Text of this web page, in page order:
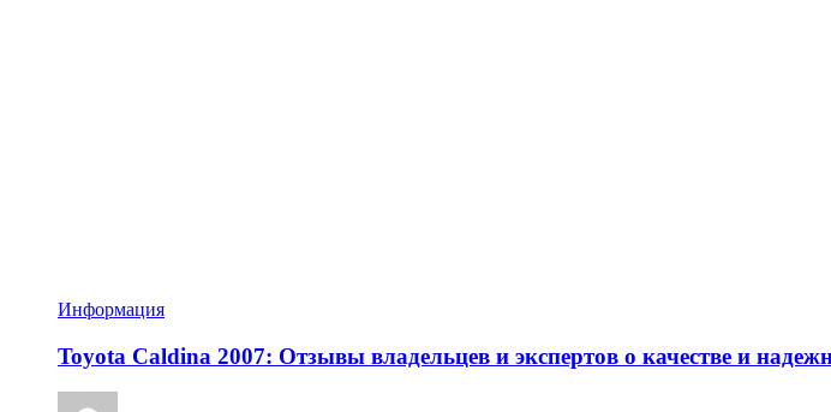
Информация
Toyota Caldina 2007: Отзывы владельцев и экспертов о качестве и